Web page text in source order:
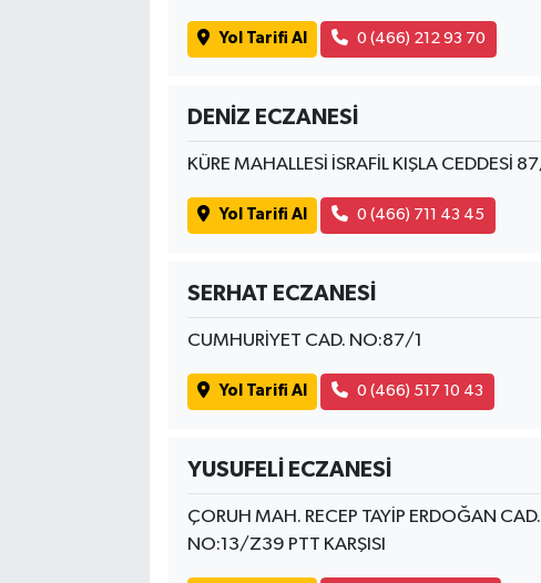
Yol Tarifi Al 0 (466) 212 93 70
DENİZ ECZANESİ
KÜRE MAHALLESİ İSRAFİL KIŞLA CEDDESİ
Yol Tarifi Al 0 (466) 711 43 45
SERHAT ECZANESİ
CUMHURİYET CAD. NO:87/1
Yol Tarifi Al 0 (466) 517 10 43
YUSUFELİ ECZANESİ
ÇORUH MAH. RECEP TAYİP ERDOĞAN
NO:13/Z39 PTT KARŞISI